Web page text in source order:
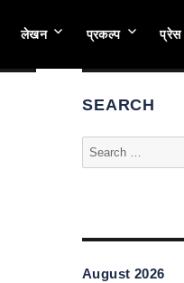
लेखन प्रकल्प प्रेस
SEARCH
Search
for:
August 2026